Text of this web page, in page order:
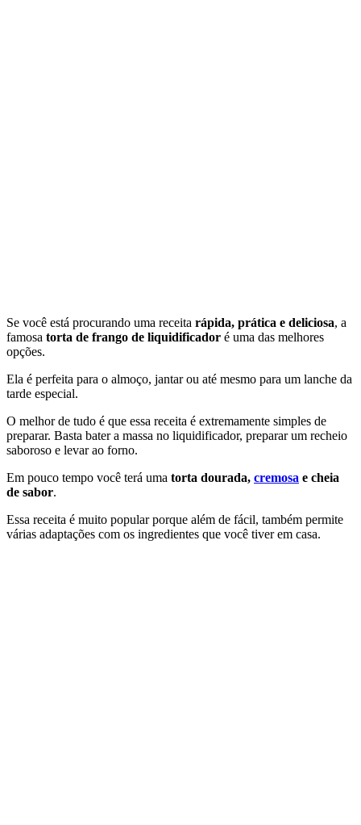
Se você está procurando uma receita rápida, prática e deliciosa, a
famosa torta de frango de liquidificador é uma das melhores
opções.
Ela é perfeita para o almoço, jantar ou até mesmo para um lanche da
tarde especial.
O melhor de tudo é que essa receita é extremamente simples de
preparar. Basta bater a massa no liquidificador, preparar um recheio
saboroso e levar ao forno.
Em pouco tempo você terá uma torta dourada, cremosa e cheia
de sabor.
Essa receita é muito popular porque além de fácil, também permite
várias adaptações com os ingredientes que você tiver em casa.